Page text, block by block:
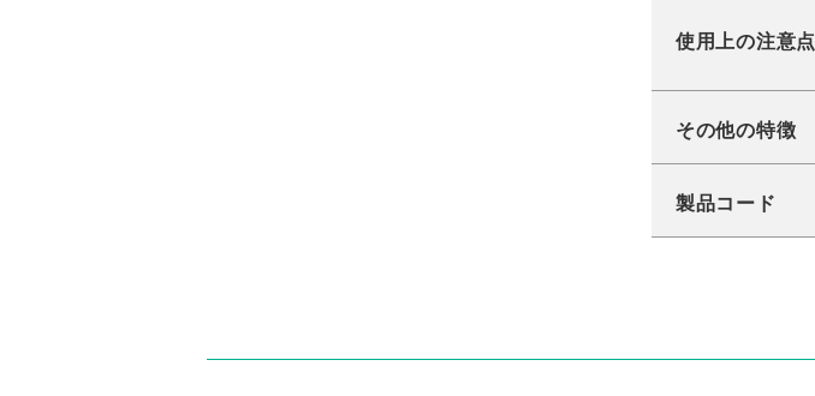
使用上の注意点
その他の特徴
製品コード